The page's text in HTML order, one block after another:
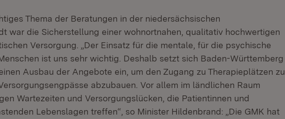
Thema der Beratungen in der niedersächsischen
war die Sicherstellung einer wohnortnahen, qualitativ hochwertigen
Versorgung. „Der Einsatz für die mentale, für die psychische
ist uns sehr wichtig. Deshalb setzt sich Baden-Württemberg
Ausbau der Angebote ein, um den Zugang zu Therapieplätzen zu
abzubauen. Vor allem im ländlichen Raum
Wartezeiten und Versorgungslücken, die Patientinnen und
Lebenslagen treffen“, so Minister Hildenbrand: „Die GMK hat